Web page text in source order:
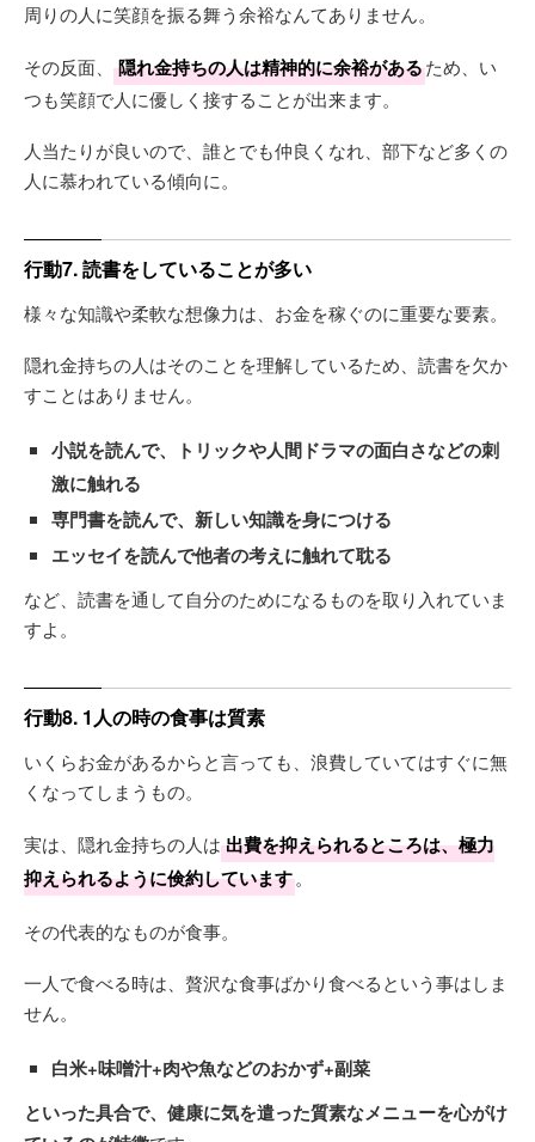
周りの人に笑顔を振る舞う余裕なんてありません。
その反面、 隠れ金持ちの人は精神的に余裕があるため、い
つも笑顔で人に優しく接することが出来ます。
人当たりが良いので、誰とでも仲良くなれ、部下など多くの
人に慕われている傾向に。
行動7. 読書をしていることが多い
様々な知識や柔軟な想像力は、お金を稼ぐのに重要な要素。
隠れ金持ちの人はそのことを理解しているため、読書を欠か
すことはありません。
小説を読んで、トリックや人間ドラマの面白さなどの刺
激に触れる
専門書を読んで、新しい知識を身につける
エッセイを読んで他者の考えに触れて耽る
など、読書を通して自分のためになるものを取り入れていま
すよ。
行動8. 1人の時の食事は質素
いくらお金があるからと言っても、浪費していてはすぐに無
くなってしまうもの。
実は、隠れ金持ちの人は 出費を抑えられるところは、極力
抑えられるように倹約しています。
その代表的なものが食事。
一人で食べる時は、贅沢な食事ばかり食べるという事はしま
せん。
白米+味噌汁+肉や魚などのおかず+副菜
といった具合で、健康に気を遣った質素なメニューを心がけ